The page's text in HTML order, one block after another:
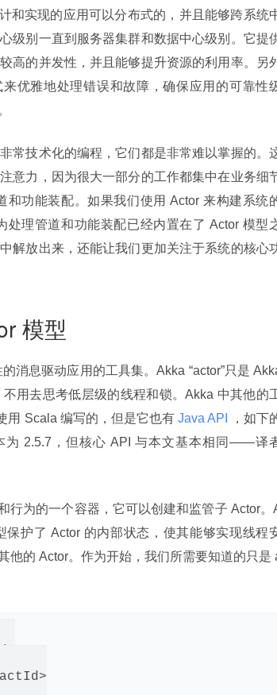
级别一直到服务器集群和数据中心级别。它提
高的并发性，并且能够提升资源的利用率。另
优雅地处理错误和故障，确保应用的可靠性
常技术化的编程，它们都是非常难以掌握的。
意力，因为很大一部分的工作都集中在业务细
和功能装配。如果我们使用 Actor 来构建系统
理管道和功能装配已经内置在了 Actor 模型
解放出来，还能让我们更加关注于系统的核心
模型
消息驱动应用的工具集。Akka “actor”只是
用去思考低层级的线程和锁。Akka 中其他的
用 Scala 编写的，但是它也有 Java API
，如下
为 2.5.7，但核心 API 与本文基本相同——译
行为的一个容器，它可以创建和监管子 Actor。
护了 Actor 的内部状态，使其能够实现线程
他的 Actor。作为开始，我们所需要知道的只是